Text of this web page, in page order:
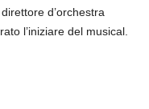
d’orchestra
l’iniziare del musical.